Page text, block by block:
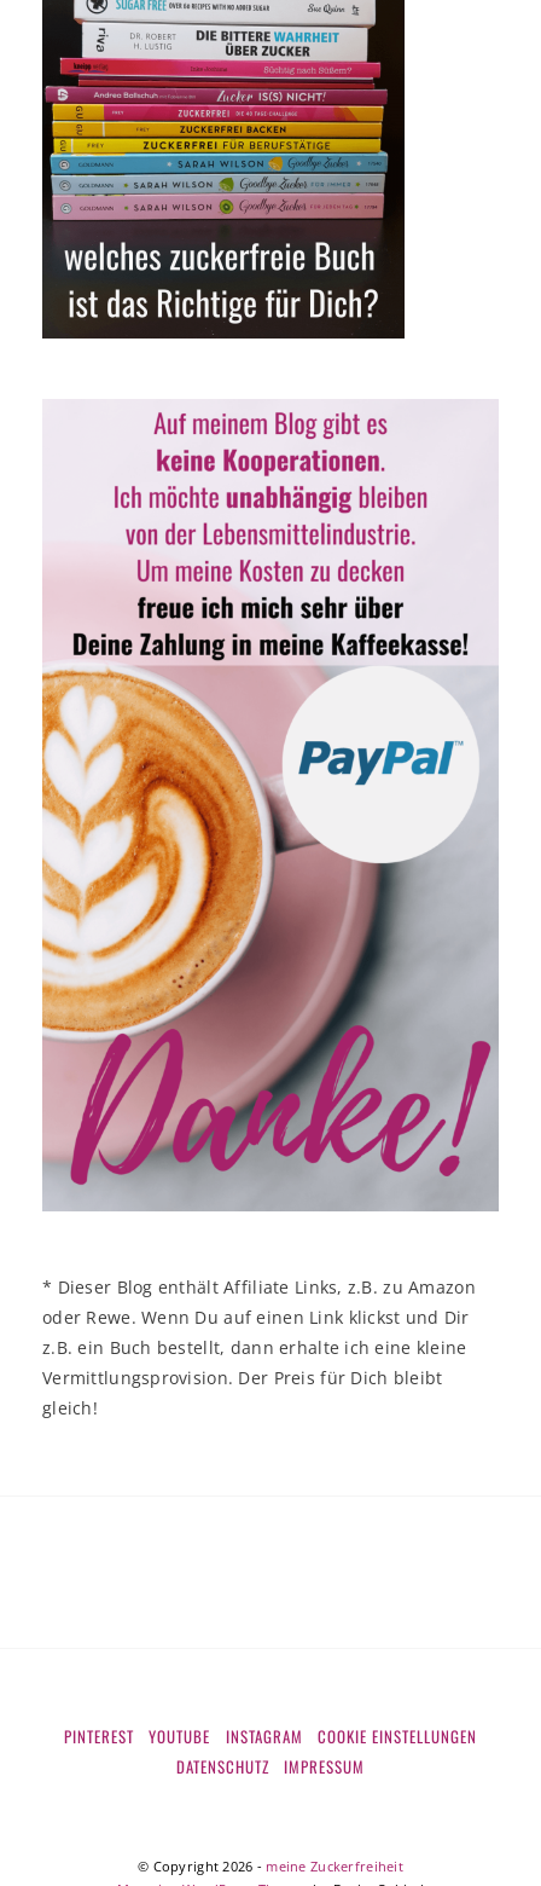
* Dieser Blog enthält Affiliate Links, z.B. zu Amazon
oder Rewe. Wenn Du auf einen Link klickst und Dir
z.B. ein Buch bestellt, dann erhalte ich eine kleine
Vermittlungsprovision. Der Preis für Dich bleibt
gleich!
PINTEREST YOUTUBE INSTAGRAM
COOKIE EINSTELLUNGEN
DATENSCHUTZ
IMPRESSUM
© Copyright 2026 - meine Zuckerfreiheit